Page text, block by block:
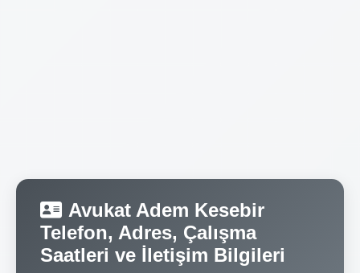
Avukat Adem Kesebir
Telefon, Adres, Çalışma
Saatleri ve İletişim Bilgileri